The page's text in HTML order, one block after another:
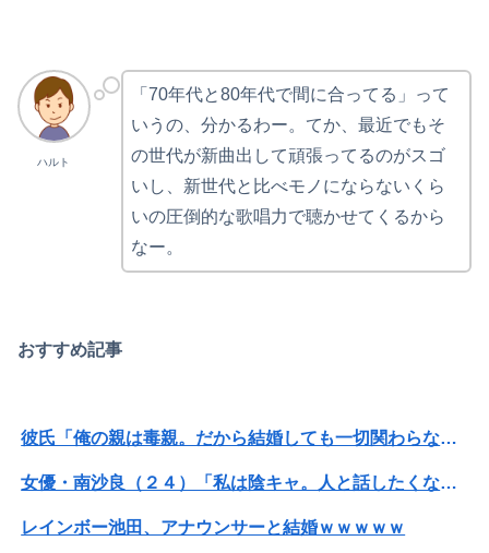
ハルト
「70年代と80年代で間に合ってる」って
いうの、分かるわー。てか、最近でもそ
の世代が新曲出して頑張ってるのがスゴ
いし、新世代と比べモノにならないくら
いの圧倒的な歌唱力で聴かせてくるから
なー。
おすすめ記事
彼氏「俺の親は毒親。だから結婚しても一切関わらなくていい」私「うん」彼氏「そのかわり俺もお前の親と一切関わらない。結婚の挨拶にも行かない」私「えっ」
女優・南沙良（２４）「私は陰キャ。人と話したくないので家に引きこもってPCでアニメを観ていたい」
レインボー池田、アナウンサーと結婚ｗｗｗｗｗ